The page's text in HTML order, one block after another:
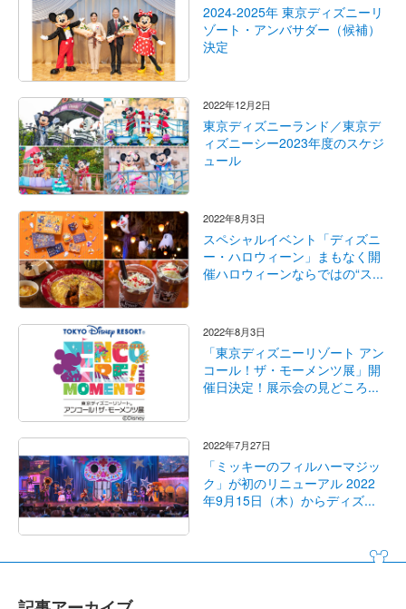
2024-2025年 東京ディズニーリ
ゾート・アンバサダー（候補）
決定
2022年12月2日
東京ディズニーランド／東京デ
ィズニーシー2023年度のスケジ
ュール
2022年8月3日
スペシャルイベント「ディズニ
ー・ハロウィーン」まもなく開
催ハロウィーンならではの“ス...
2022年8月3日
「東京ディズニーリゾート アン
コール！ザ・モーメンツ展」開
催日決定！展示会の見どころ...
2022年7月27日
「ミッキーのフィルハーマジッ
ク」が初のリニューアル 2022
年9月15日（木）からディズ...